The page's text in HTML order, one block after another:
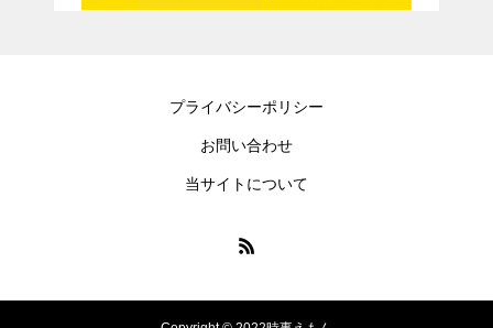
プライバシーポリシー
お問い合わせ
当サイトについて